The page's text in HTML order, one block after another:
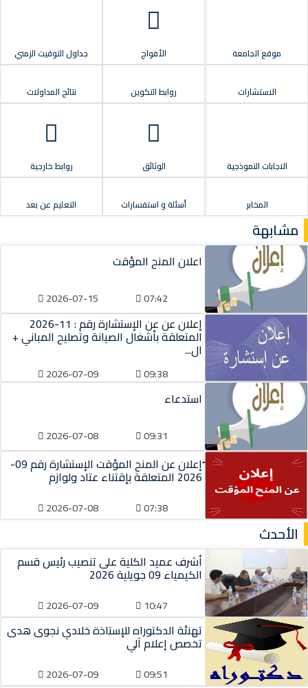
موقع الجامعة الأفواج جداول التوقيت الزمني
الاستشارات روابط التكوين نتائج المداولات
الاجابات النموذجية الوثائق روابط خارجية
المخابر أسئلة و استفسارات التعليم عن بعد
مشابهة
اعلان المنح المؤقت
07:42
2026-07-15
إعلان عن عن الإستشارة رقم : 11-2026
المتعلقة بأشغال الصيانة وتصليح المباني +
ال...
09:38
2026-07-09
استدعاء
09:31
2026-07-08
ّإعلان عن المنح المؤقت الإستشارة رقم 09-
2026 المتعلقة بإقتناء عتاد ولوازم
07:38
2026-07-08
الأحدث
أشرف عميد الكلية على تنصيب رئيس قسم
الكيمياء 09 جويلية 2026
10:47
2026-07-09
تهنئة الدكتوراه للإستاذة خلادي نجوى هدى
تخصص إعلام آلي
09:51
2026-07-09